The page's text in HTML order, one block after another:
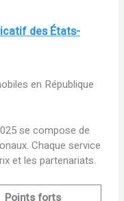
des États-
en République
se compose de
Chaque service
et les partenariats.
Points forts